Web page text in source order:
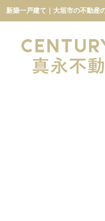
新築一戸建て｜大垣市の不動産